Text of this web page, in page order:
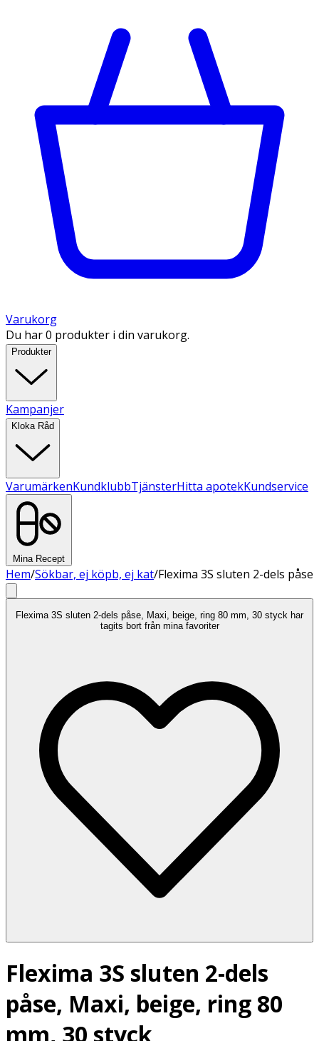
Varukorg
Du har 0 produkter i din varukorg.
Produkter
Kampanjer
Kloka Råd
VarumärkenKundklubbTjänsterHitta apotekKundservice
Mina Recept
Hem/Sökbar, ej köpb, ej kat/Flexima 3S sluten 2-dels påse
Flexima 3S sluten 2-dels påse, Maxi, beige, ring 80 mm, 30 styck har
tagits bort från mina favoriter
Flexima 3S sluten 2-dels
påse, Maxi, beige, ring 80
mm, 30 styck